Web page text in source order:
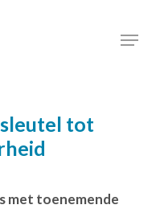
Menu
tot
met toenemende
Close